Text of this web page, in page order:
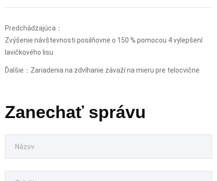
Predchádzajúca：
Zvýšenie návštevnosti posilňovne o 150 % pomocou 4 vylepšení
lavičkového lisu
Ďalšie： Zariadenia na zdvíhanie závaží na mieru pre telocvične
Zanechať správu